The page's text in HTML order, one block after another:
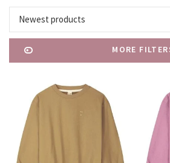
Newest products
MORE